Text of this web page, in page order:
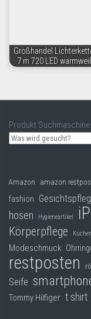
Großhandel
7 m 720 LED
Produkt Suchmaschine
Amazon amazon
fashion
hosen Hygieneartikel
Körperpflege
Modeschmuck
restposten
Seife
Tommy Hilfiger t shirt